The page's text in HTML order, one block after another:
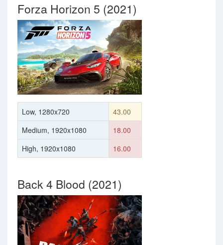
Forza Horizon 5 (2021)
Low, 1280x720
43.00
Medium, 1920x1080
18.00
High, 1920x1080
16.00
Back 4 Blood (2021)